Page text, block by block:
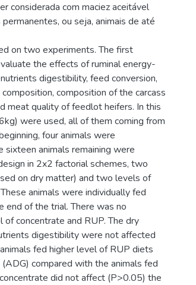
considerada com maciez aceitável
ou seja, animais de até
on two experiments. The first
the effects of ruminal energy-
digestibility, feed conversion,
composition of the carcass
meat quality of feedlot heifers. In this
were used, all of them coming from
four animals were
sixteen animals remaining were
in 2x2 factorial schemes, two
on dry matter) and two levels of
animals were individually fed
end of the trial. There was no
concentrate and RUP. The dry
digestibility were not affected
fed higher level of RUP diets
compared with the animals fed
did not affect (P>0.05) the